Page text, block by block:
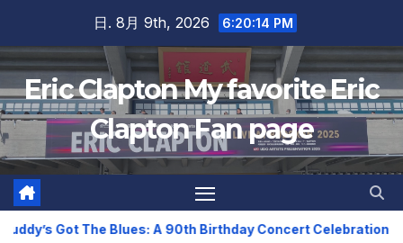
content
日. 8月 9th, 2026 6:20:15 PM
Eric Clapton My favorite Eric
Clapton Fan page
Blues: A 90th Birthday Concert Celebration 2026年ツア